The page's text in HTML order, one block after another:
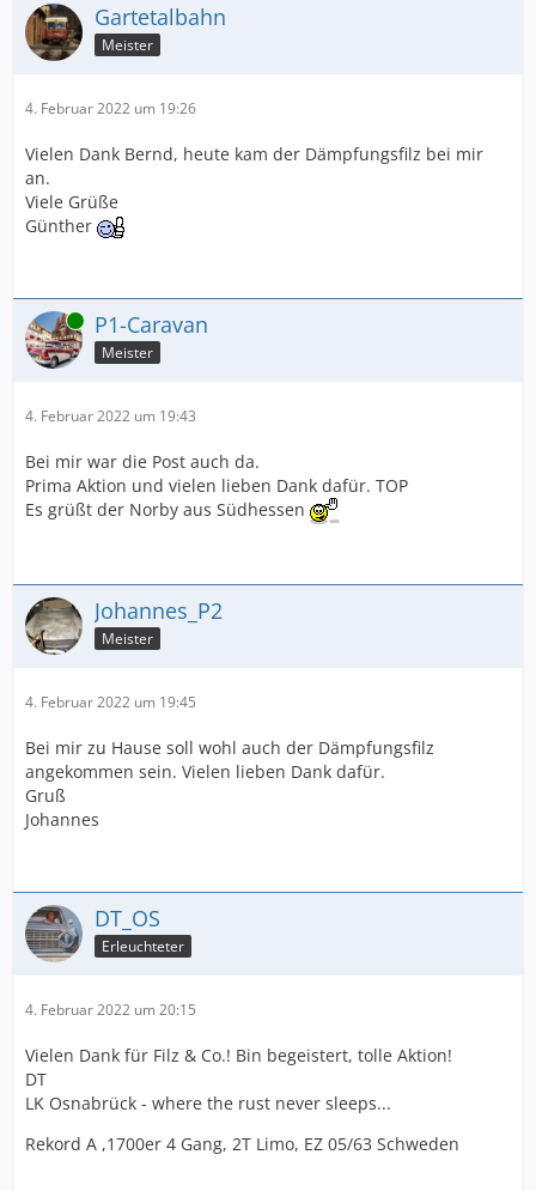
Gartetalbahn
Meister
4. Februar 2022 um 19:26
Vielen Dank Bernd, heute kam der Dämpfungsfilz bei mir
an.
Viele Grüße
Günther
Online P1-Caravan
Meister
4. Februar 2022 um 19:43
Bei mir war die Post auch da.
Prima Aktion und vielen lieben Dank dafür. TOP
Es grüßt der Norby aus Südhessen
Johannes_P2
Meister
4. Februar 2022 um 19:45
Bei mir zu Hause soll wohl auch der Dämpfungsfilz
angekommen sein. Vielen lieben Dank dafür.
Gruß
Johannes
DT_OS
Erleuchteter
4. Februar 2022 um 20:15
Vielen Dank für Filz & Co.! Bin begeistert, tolle Aktion!
DT
LK Osnabrück - where the rust never sleeps...
Rekord A ,1700er 4 Gang, 2T Limo, EZ 05/63 Schweden